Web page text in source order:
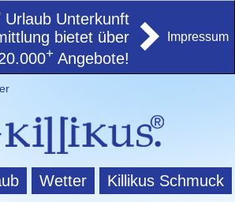
Urlaub Unterkunft
bietet über
+ Angebote!
Impressum
Wetter Killikus Schmuck